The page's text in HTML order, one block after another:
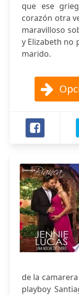
que ese
corazón otra
maravilloso
y Elizabeth no
marido.
de la
playboy